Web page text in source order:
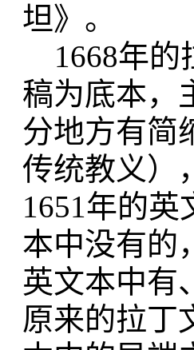
坦》。
1668年的
稿为底本，
分地方有简
传统教义）
1651年的
本中没有的
英文本中有
原来的拉丁